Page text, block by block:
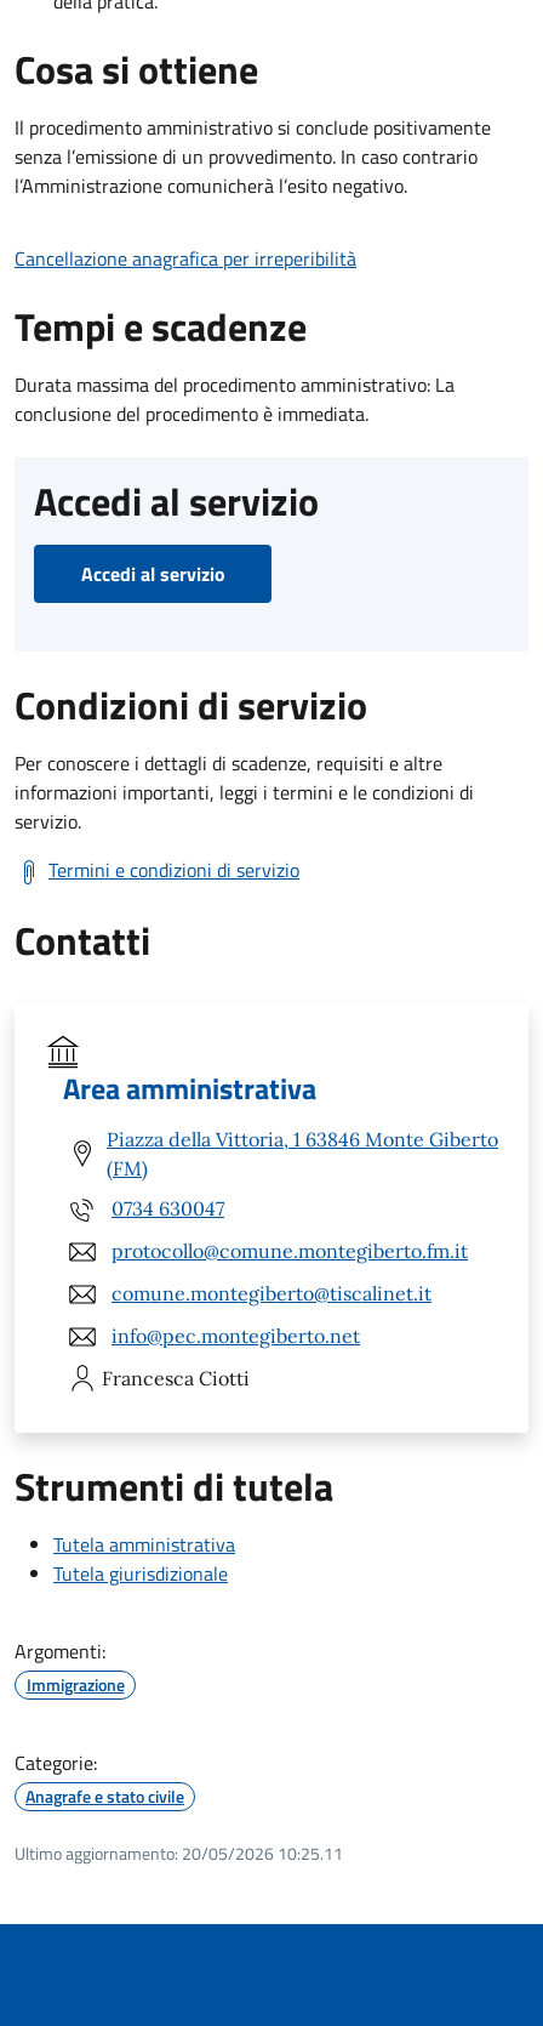
Cosa si ottiene
Il procedimento amministrativo si conclude positivamente
senza l’emissione di un provvedimento. In caso contrario
l’Amministrazione comunicherà l’esito negativo.
Cancellazione anagrafica per irreperibilità
Tempi e scadenze
Durata massima del procedimento amministrativo: La
conclusione del procedimento è immediata.
Accedi al servizio
Accedi al servizio
Condizioni di servizio
Per conoscere i dettagli di scadenze, requisiti e altre
informazioni importanti, leggi i termini e le condizioni di
servizio.
Termini e condizioni di servizio
Contatti
Area amministrativa
Piazza della Vittoria, 1 63846 Monte Giberto
(FM)
0734 630047
protocollo@comune.montegiberto.fm.it
comune.montegiberto@tiscalinet.it
info@pec.montegiberto.net
Francesca Ciotti
Strumenti di tutela
Tutela amministrativa
Tutela giurisdizionale
Argomenti:
Immigrazione
Categorie:
Anagrafe e stato civile
Ultimo aggiornamento: 20/05/2026 10:25.11